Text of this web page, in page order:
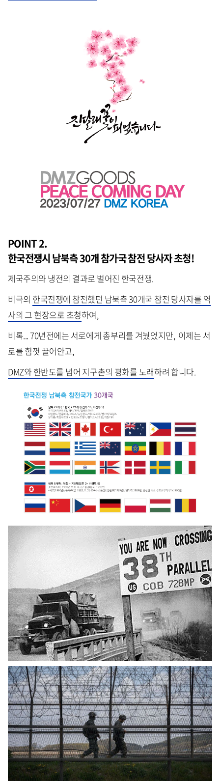
POINT 2.
한국전쟁시 남북측 30개 참가국 참전 당사자 초청!
제국주의와 냉전의 결과로 벌어진 한국전쟁.
비극의 한국전쟁에 참전했던 남북측 30개국 참전 당사자를 역
사의 그 현장으로 초청하여,
비록... 70년전에는 서로에게 총부리를 겨눴었지만, 이제는 서
로를 힘껏 끌어안고,
DMZ와 한반도를 넘어 지구촌의 평화를 노래하려 합니다.